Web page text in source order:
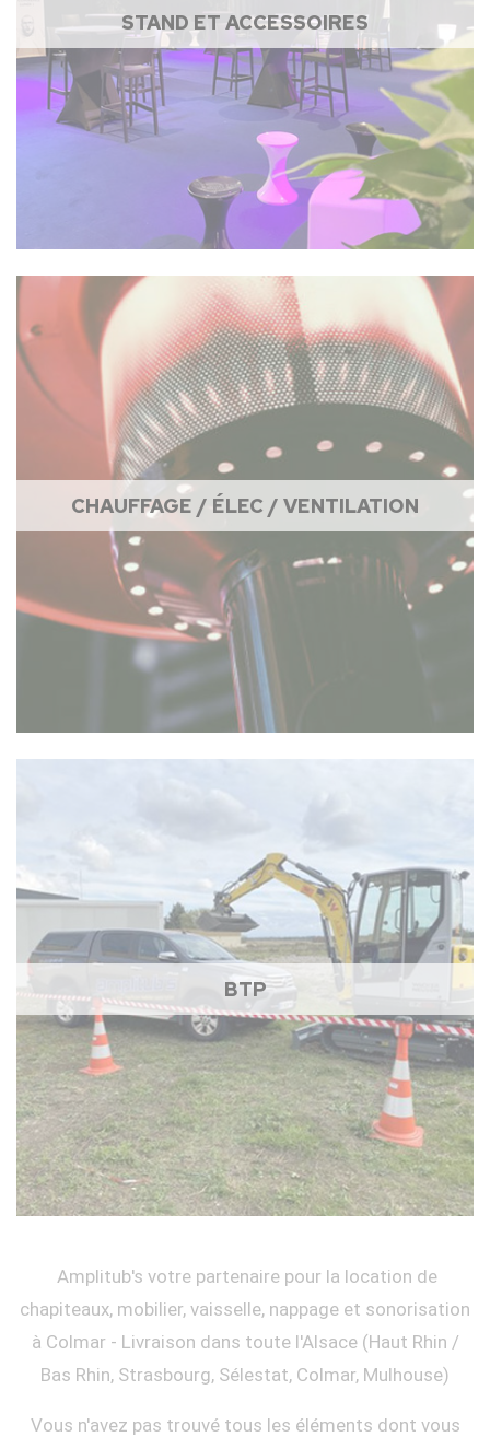
STAND ET ACCESSOIRES
CHAUFFAGE / ÉLEC / VENTILATION
BTP
Amplitub's votre partenaire pour la location de
chapiteaux, mobilier, vaisselle, nappage et sonorisation
à Colmar - Livraison dans toute l'Alsace (Haut Rhin /
Bas Rhin, Strasbourg, Sélestat, Colmar, Mulhouse)
Vous n'avez pas trouvé tous les éléments dont vous